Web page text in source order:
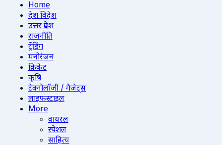
Home
देश विदेश
उत्तर प्रदेश
राजनीति
ट्रेंडिंग
मनोरंजन
क्रिकेट
कृषि
टेक्नोलॉजी / गैजेट्स
लाइफस्टाइल
More
वायरल
स्पेशल
साहित्य